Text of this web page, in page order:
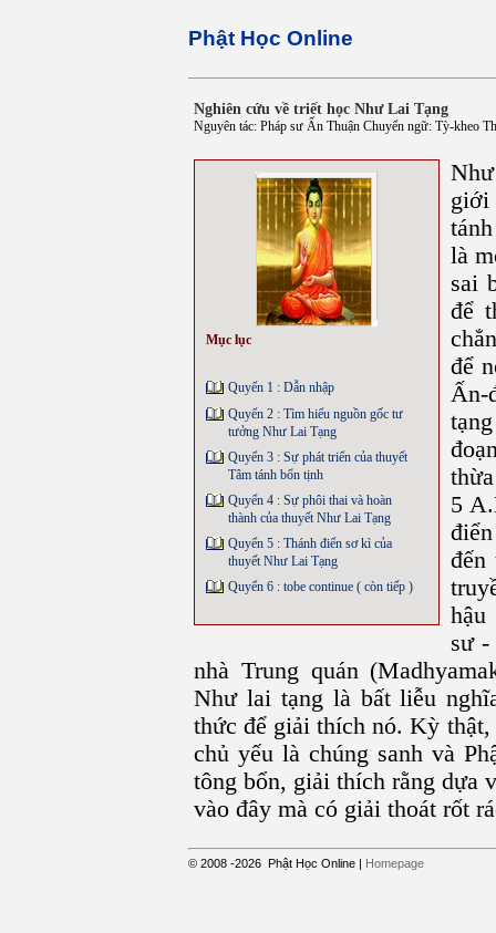
Phật Học Online
Nghiên cứu về triết học Như Lai Tạng
Nguyên tác: Pháp sư Ấn Thuận Chuyển ngữ: Tỳ-kheo
Mục lục
Quyển 1 : Dẫn nhập
Quyển 2 : Tìm hiểu nguồn gốc tư
tưởng Như Lai Tạng
Quyển 3 : Sự phát triển của thuyết
Tâm tánh bổn tịnh
Quyển 4 : Sự phôi thai và hoàn
thành của thuyết Như Lai Tạng
Quyển 5 : Thánh điển sơ kì của
thuyết Như Lai Tạng
Quyển 6 : tobe continue ( còn tiếp )
giới
là
sai
để
để
Ấn-
5
đến
sư
nhà Trung quán
Như lai tạng là bất liễu
thức để giải thích nó. Kỳ
chủ yếu là chúng sanh và
tông bổn, giải thích rằng dựa
vào đây mà có giải thoát rốt
© 2008 -2026 Phật Học Online | Homepage